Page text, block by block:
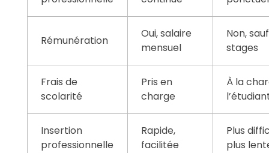
Rémunération
Oui, salaire
mensuel
Non, sauf
stages
Frais de
scolarité
Pris en
charge
À la
Insertion
professionnelle
Rapide,
facilitée
Plus
plus